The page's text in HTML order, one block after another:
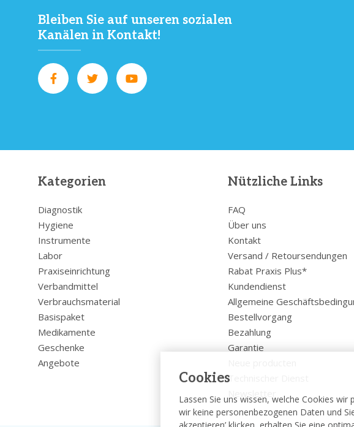
Cookies
Lassen Sie uns wissen, welche Cookies wir
wir keine personenbezogenen Daten und
Bleiben Sie auf unseren sozialen
Kanälen in Kontakt!
Kategorien
Diagnostik
Hygiene
Instrumente
Labor
Praxiseinrichtung
Verbandmittel
Verbrauchsmaterial
Basispaket
Medikamente
Geschenke
Angebote
Nützliche Links
FAQ
Über uns
Kontakt
Versand / Retoursendungen
Rabat Praxis Plus*
Kundendienst
Allgemeine
Bestellvorgang
Bezahlung
Garantie
Technischer Dienst